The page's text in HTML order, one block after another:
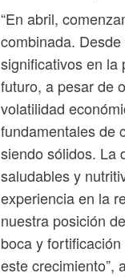
“En abril,
combinada.
significativos en la
futuro, a pesar de
volatilidad
fundamentales de
siendo sólidos. La
saludables y
experiencia en la
nuestra posición
boca y
este crecimiento”,